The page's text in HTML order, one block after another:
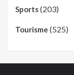
Sports(203)
Tourisme (525)